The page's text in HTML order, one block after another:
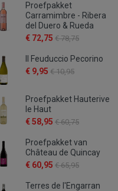
Proefpakket
Carramimbre - Ribera
del Duero & Rueda
€ 72,75 € 78,75
Il Feuduccio Pecorino
€ 9,95 € 10,95
Proefpakket Hauterive
le Haut
€ 58,95 € 60,75
Proefpakket van
Château de Quincay
€ 60,95 € 65,95
Terres de l'Engarran